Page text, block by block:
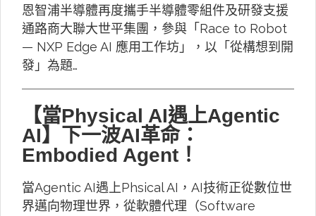
恩智浦半導體再度攜手半導體零組件及研發支援
通路商大聯大世平集團，參與「Race to Robot
— NXP Edge AI 應用工作坊」，以「從構想到開
發」為題…
【當Physical AI遇上Agentic
AI】下一波AI革命：
Embodied Agent！
當Agentic AI遇上Phsical AI，AI技術正從數位世
界邁向物理世界，從軟體代理（Software